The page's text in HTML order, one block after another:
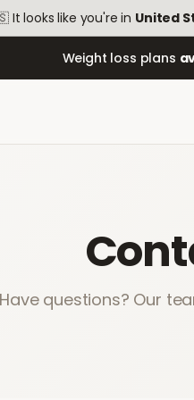
It looks like you're in United
Weight loss plans
Have questions? Our